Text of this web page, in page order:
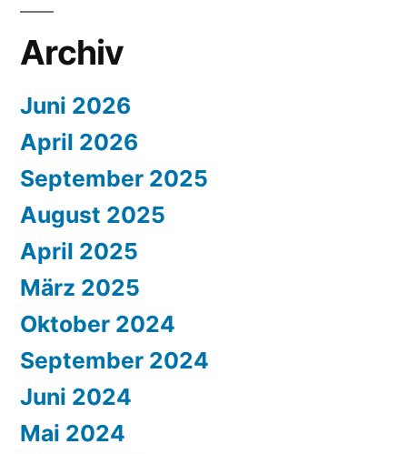
Archiv
Juni 2026
April 2026
September 2025
August 2025
April 2025
März 2025
Oktober 2024
September 2024
Juni 2024
Mai 2024